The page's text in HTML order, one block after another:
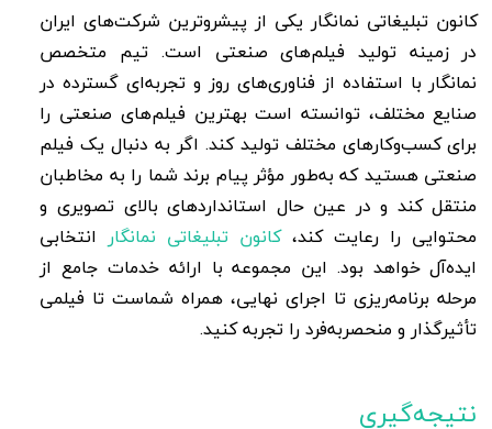
کانون تبلیغاتی نمانگار یکی از پیشروترین شرکت‌های ایران
در زمینه تولید فیلم‌های صنعتی است. تیم متخصص
نمانگار با استفاده از فناوری‌های روز و تجربه‌ای گسترده در
صنایع مختلف، توانسته است بهترین فیلم‌های صنعتی را
برای کسب‌وکارهای مختلف تولید کند. اگر به دنبال یک فیلم
صنعتی هستید که به‌طور مؤثر پیام برند شما را به مخاطبان
منتقل کند و در عین حال استانداردهای بالای تصویری و
محتوایی را رعایت کند،کانون تبلیغاتی نمانگار انتخابی
ایده‌آل خواهد بود. این مجموعه با ارائه خدمات جامع از
مرحله برنامه‌ریزی تا اجرای نهایی، همراه شماست تا فیلمی
تأثیرگذار و منحصربه‌فرد را تجربه کنید.
نتیجه‌گیری